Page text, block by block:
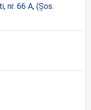
nr. 66 A, (Șos.